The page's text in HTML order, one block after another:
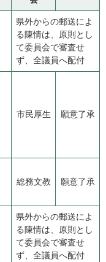
県外からの郵送によ
る陳情は、原則とし
て委員会で審査せ
ず、全議員へ配付
市民厚生 願意了承
総務文教 願意了承
県外からの郵送によ
る陳情は、原則とし
て委員会で審査せ
ず、全議員へ配付